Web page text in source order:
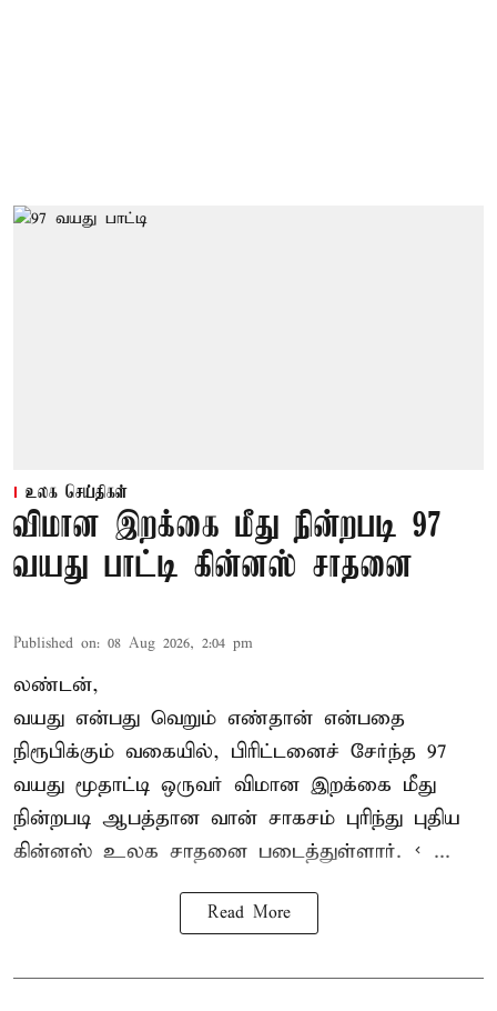
உலக செய்திகள்
விமான இறக்கை மீது நின்றபடி 97
வயது பாட்டி கின்னஸ் சாதனை
Published on: 08 Aug 2026, 2:04 pm
லண்டன்,
வயது என்பது வெறும் எண்தான் என்பதை
நிரூபிக்கும் வகையில், பிரிட்டனைச் சேர்ந்த 97
வயது மூதாட்டி ஒருவர் விமான இறக்கை மீது
நின்றபடி ஆபத்தான வான் சாகசம் புரிந்து புதிய
கின்னஸ் உலக சாதனை படைத்துள்ளார். < ...
Read More